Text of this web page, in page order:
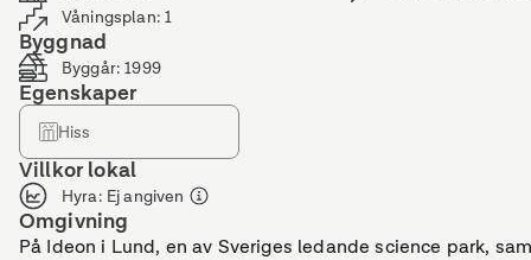
Våningsplan:1
Byggnad
Byggår:1999
Egenskaper
Hiss
Villkor lokal
Hyra: Ej angiven
Omgivning
På Ideon i Lund, en av Sveriges ledande science park,